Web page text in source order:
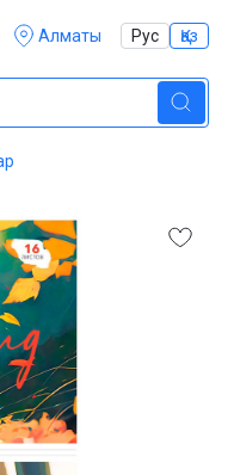
Алматы Рус Қаз